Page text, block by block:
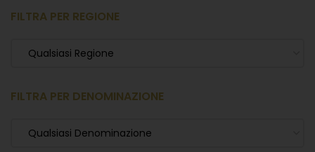
FILTRA PER REGIONE
Qualsiasi Regione
FILTRA PER DENOMINAZIONE
Qualsiasi Denominazione